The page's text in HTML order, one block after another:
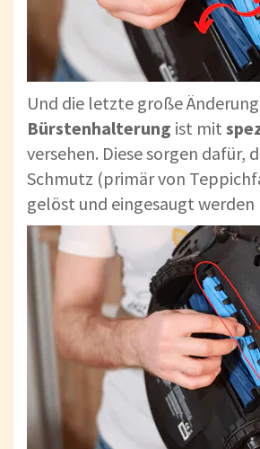
Und die letzte große
Bürstenhalterung ist mit
versehen. Diese sorgen dafür,
Schmutz (primär von
gelöst und eingesaugt werden